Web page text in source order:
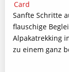
Sanfte Schritte
flauschige
Alpakatrekking
zu einem ganz